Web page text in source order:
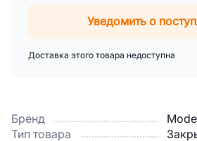
Бренд
Тип товара
Уведомить о
Доставка этого товара недоступна